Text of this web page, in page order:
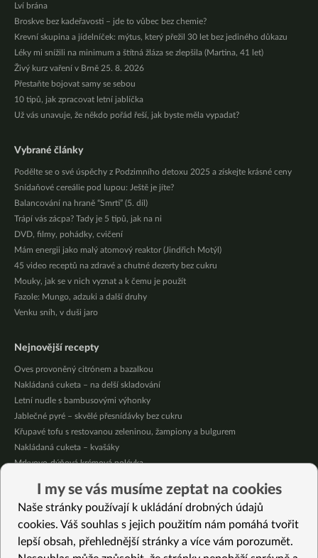
Lví brána
Broskve bez kadeřavosti – jde to vůbec bez chemie?
Krevní skupina a jídelníček: mýtus, který přežil 30 let bez jediného důkazu
Léky mi snížili na minimum a štítná žláza se zlepšila (Martina, 41 let)
Živý kurz vaření v Brně 25. 8. 2026
Přestaňte bojovat samy se sebou
10 tipů, jak zpracovat letní jablíčka
Už vás unavuje, že někdo pořád řeší, jak byste měla vypadat?
Vybrané články
Podělte se o své úspěchy z Podzimního detoxu 2025 a získejte krásné ceny
Snídaňové cereálie pod lupou: Ještě je jíte?
Balancování na hraně “Smrti” (5. díl)
Trápí vás zácpa? Tady je 5 tipů, jak na ni
DVD, filmy, pohádky, cvičení
Mám energii jako malý atomový reaktor (Jindřich Motýl)
45 video receptů na zdravé a chutné dezerty bez cukru
Mouky, jak se v nich vyznat a k čemu je použít
Fazole: Mungo, adzuki a další druhy
Venku sníh, v duši jaro
Nejnovější recepty
Oves provoněný citrónem a bazalkou
Nakládaná cuketa – na delší skladování
Letní nudle s bambusovými výhonky
Jablečné pyré – skvělé přesnídávky bez cukru
Křupavé tofu s restovanou zeleninou, žampiony a bulgurem
Nakládaná cuketa – kvašáky
Mrkvovo-dýňová krémová polévka
Osvěžující čaj s citronovými bylinkami
Nepečený jablečný dort s rybízem
Vybrané recepty
I my se vás musíme zeptat na cookies
Naše stránky používají k ukládání drobných údajů
cookies. Váš souhlas s jejich použitím nám pomáhá tvořit
lepší obsah, přehlednější stránky a více vám porozumět.